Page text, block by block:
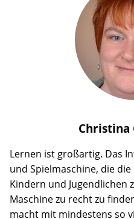
Christina
Lernen ist großartig. Das
und Spielmaschine, die
Kindern und Jugendlichen
Maschine zu recht zu
macht mit mindestens so